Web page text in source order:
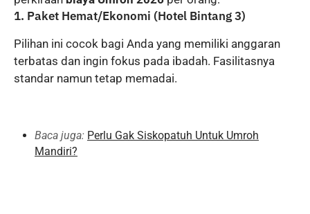
1. Paket Hemat/Ekonomi (Hotel Bintang 3)
Pilihan ini cocok bagi Anda yang memiliki anggaran
terbatas dan ingin fokus pada ibadah. Fasilitasnya
standar namun tetap memadai.
Baca juga: Perlu Gak Siskopatuh Untuk Umroh
Mandiri?